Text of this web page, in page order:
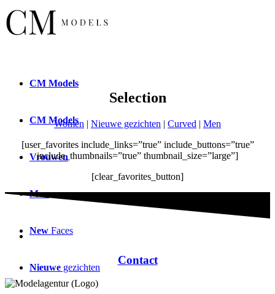
CM Models
CM Models
Vrouwen
Man
New Faces
Nieuwe gezichten
Selection
Women | Nieuwe gezichten | Curved | Men
[user_favorites include_links=”true” include_buttons=”true”
include_thumbnails=”true” thumbnail_size=”large”]
[clear_favorites_button]
Contact